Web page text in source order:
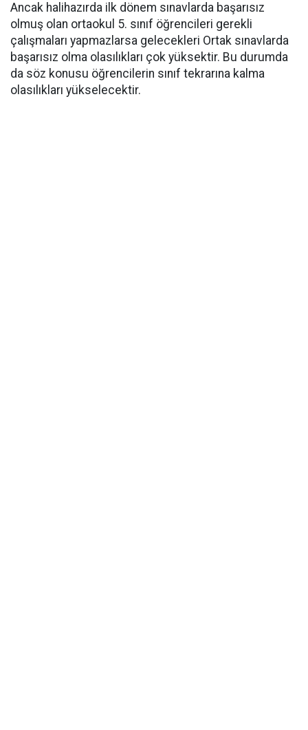
Ancak halihazırda ilk dönem sınavlarda başarısız
olmuş olan ortaokul 5. sınıf öğrencileri gerekli
çalışmaları yapmazlarsa gelecekleri Ortak sınavlarda
başarısız olma olasılıkları çok yüksektir. Bu durumda
da söz konusu öğrencilerin sınıf tekrarına kalma
olasılıkları yükselecektir.